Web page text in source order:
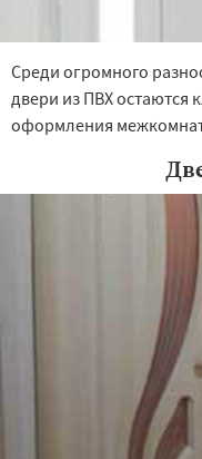
Среди огромного
двери из ПВХ остаются
оформления